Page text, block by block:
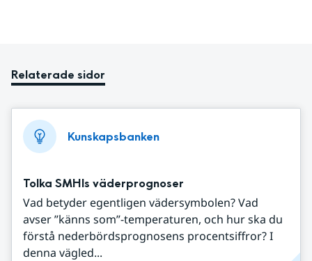
Relaterade sidor
Kunskapsbanken
Tolka SMHIs väderprognoser
Vad betyder egentligen vädersymbolen? Vad
avser ”känns som”-temperaturen, och hur ska du
förstå nederbördsprognosens procentsiffror? I
denna vägled...